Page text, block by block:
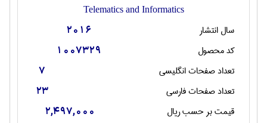
Telematics and Informatics
سال انتشار 2016
کد محصول 1007329
تعداد صفحات انگليسی 7
تعداد صفحات فارسی 23
قیمت بر حسب ریال 2,497,000